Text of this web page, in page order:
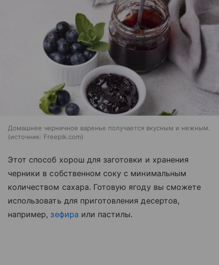
Домашнее черничное варенье получается вкусным и нежным.
источник: Freepik.com
Этот способ хорош для заготовки и хранения
черники в собственном соку с минимальным
количеством сахара. Готовую ягоду вы сможете
использовать для приготовления десертов,
например, зефира или пастилы.